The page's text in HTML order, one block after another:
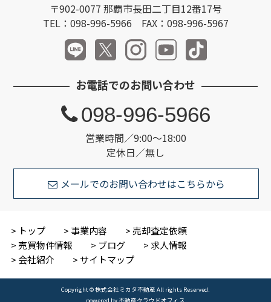
〒902-0077 那覇市長田二丁目12番17号
TEL：098-996-5966 FAX：098-996-5967
お電話でのお問い合わせ
営業時間／9:00～18:00
定休日／無し
098-996-5966
メールでのお問い合わせはこちらから
トップ 事業内容
売却査定依頼
売買物件情報
ブログ
求人情報
会社紹介
サイトマップ
Copyright © 株式会社ミカタ不動産 All rights Reserved.